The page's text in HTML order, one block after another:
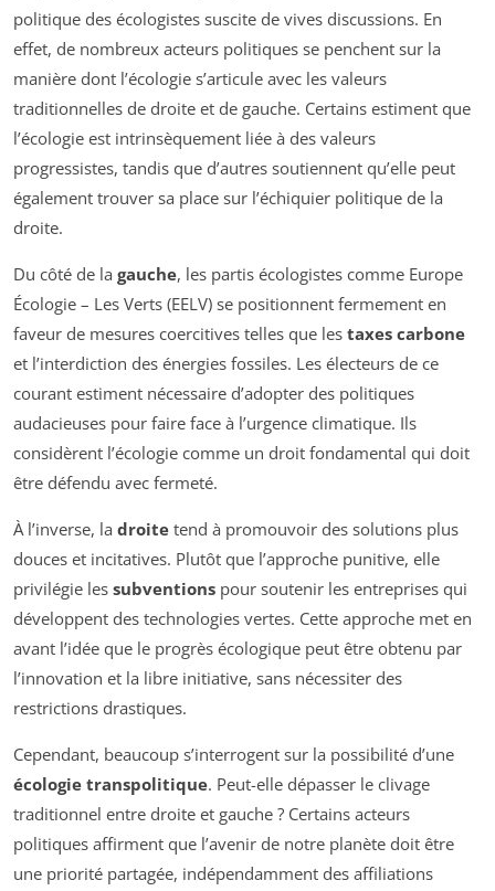
politique des écologistes suscite de vives discussions. En
effet, de nombreux acteurs politiques se penchent sur la
manière dont l’écologie s’articule avec les valeurs
traditionnelles de droite et de gauche. Certains estiment que
l’écologie est intrinsèquement liée à des valeurs
progressistes, tandis que d’autres soutiennent qu’elle peut
également trouver sa place sur l’échiquier politique de la
droite.
Du côté de la gauche, les partis écologistes comme Europe
Écologie – Les Verts (EELV) se positionnent fermement en
faveur de mesures coercitives telles que les taxes carbone
et l’interdiction des énergies fossiles. Les électeurs de ce
courant estiment nécessaire d’adopter des politiques
audacieuses pour faire face à l’urgence climatique. Ils
considèrent l’écologie comme un droit fondamental qui doit
être défendu avec fermeté.
À l’inverse, la droite tend à promouvoir des solutions plus
douces et incitatives. Plutôt que l’approche punitive, elle
privilégie les subventions pour soutenir les entreprises qui
développent des technologies vertes. Cette approche met en
avant l’idée que le progrès écologique peut être obtenu par
l’innovation et la libre initiative, sans nécessiter des
restrictions drastiques.
Cependant, beaucoup s’interrogent sur la possibilité d’une
écologie transpolitique. Peut-elle dépasser le clivage
traditionnel entre droite et gauche ? Certains acteurs
politiques affirment que l’avenir de notre planète doit être
une priorité partagée, indépendamment des affiliations